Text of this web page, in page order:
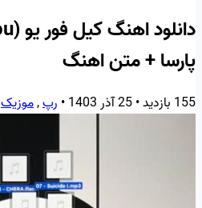
پارسا + متن اهنگ
155 بازدید •25 آذر 1403 • رپ,موزیک